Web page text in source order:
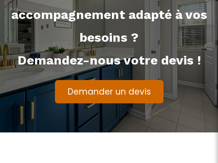
accompagnement adapté à vos
besoins ?
Demandez-nous votre devis !
Demander un devis